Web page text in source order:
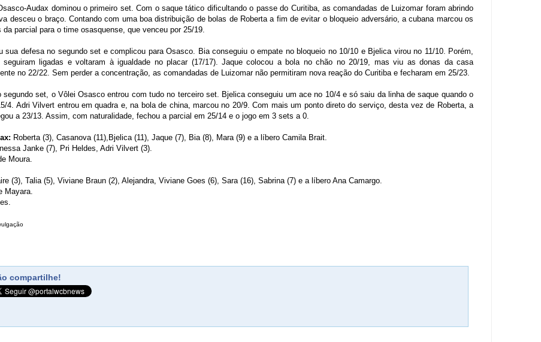
Audax dominou o primeiro set. Com o saque tático dificultando o passe do Curitiba, as comandadas de Luizomar foram abrindo
desceu o braço. Contando com uma boa distribuição de bolas de Roberta a fim de evitar o bloqueio adversário, a cubana marcou os
parcial para o time osasquense, que venceu por 25/19.
sua defesa no segundo set e complicou para Osasco. Bia conseguiu o empate no bloqueio no 10/10 e Bjelica virou no 11/10. Porém,
ligadas e voltaram à igualdade no placar (17/17). Jaque colocou a bola no chão no 20/19, mas viu as donas da casa
no 22/22. Sem perder a concentração, as comandadas de Luizomar não permitiram nova reação do Curitiba e fecharam em 25/23.
segundo set, o Vôlei Osasco entrou com tudo no terceiro set. Bjelica conseguiu um ace no 10/4 e só saiu da linha de saque quando o
4. Adri Vilvert entrou em quadra e, na bola de china, marcou no 20/9. Com mais um ponto direto do serviço, desta vez de Roberta, a
a 23/13. Assim, com naturalidade, fechou a parcial em 25/14 e o jogo em 3 sets a 0.
Roberta (3), Casanova (11),Bjelica (11), Jaque (7), Bia (8), Mara (9) e a líbero Camila Brait.
Janke (7), Pri Heldes, Adri Vilvert (3).
Moura.
(3), Talia (5), Viviane Braun (2), Alejandra, Viviane Goes (6), Sara (16), Sabrina (7) e a líbero Ana Camargo.
Mayara.
compartilhe!